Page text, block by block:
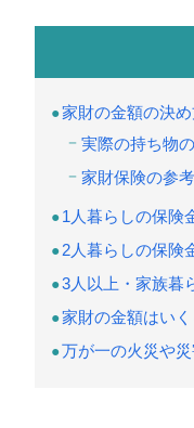
家財の金額の決
実際の持ち物
家財保険の参
1人暮らしの保険
2人暮らしの保険
3人以上・家族暮
家財の金額はい
万が一の火災や